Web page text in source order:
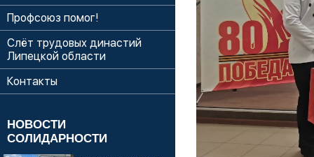
Профсоюз помог!
Слёт трудовых династий
Липецкой области
Контакты
НОВОСТИ
СОЛИДАРНОСТИ